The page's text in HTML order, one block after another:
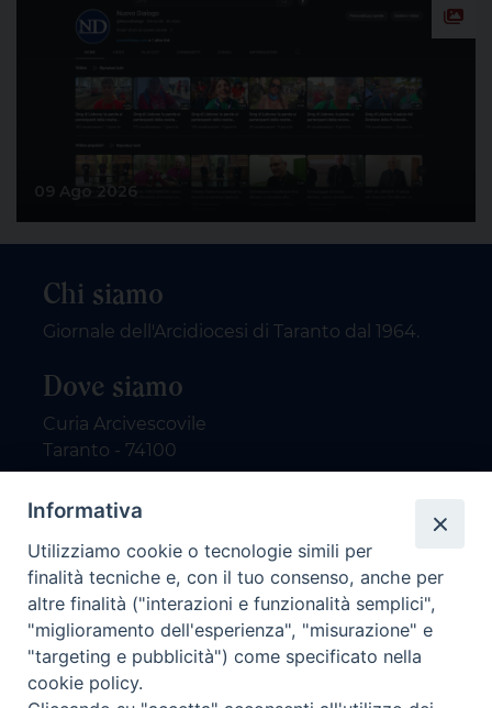
Chi siamo
Giornale dell'Arcidiocesi di Taranto dal 1964.
Dove siamo
Curia Arcivescovile
Taranto - 74100
Contatti
email: redazione@nuovodialogo.com
marketing@nuovodialogo.com
tel: 0994525780
tel 2:
Newsletter
Informativa
Utilizziamo cookie o tecnologie simili per
finalità tecniche e, con il tuo consenso, anche per
altre finalità ("interazioni e funzionalità semplici",
"miglioramento dell'esperienza", "misurazione" e
"targeting e pubblicità") come specificato nella
cookie policy.